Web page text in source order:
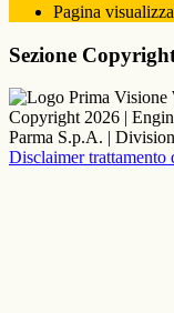
Pagina
Sezione
Copyright 2026 |
Parma S.p.A. |
Disclaimer trattamento